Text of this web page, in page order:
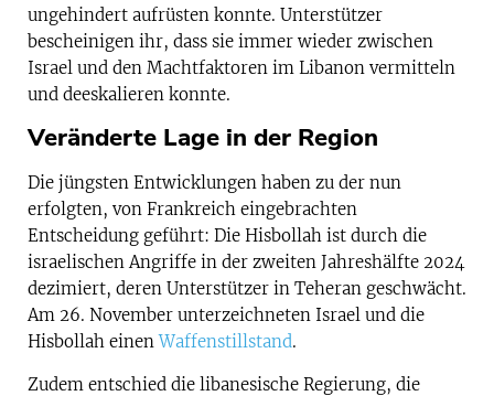
ungehindert aufrüsten konnte. Unterstützer
bescheinigen ihr, dass sie immer wieder zwischen
Israel und den Machtfaktoren im Libanon vermitteln
und deeskalieren konnte.
Veränderte Lage in der Region
Die jüngsten Entwicklungen haben zu der nun
erfolgten, von Frankreich eingebrachten
Entscheidung geführt: Die Hisbollah ist durch die
israelischen Angriffe in der zweiten Jahreshälfte 2024
dezimiert, deren Unterstützer in Teheran geschwächt.
Am 26. November unterzeichneten Israel und die
Hisbollah einenWaffenstillstand.
Zudem entschied die libanesische Regierung, die